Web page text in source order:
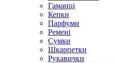
Гаманці
Кепки
Парфуми
Ремені
Сумки
Шкарпетки
Рукавички